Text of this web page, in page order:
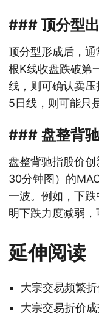
### 顶分型
顶分型形成后，
根K线收盘跌破第
线，则可确认卖
5日线，则可能只
### 盘整背
盘整背驰指股价
30分钟图）的
一波。例如，下
明下跌力度减弱，
延伸阅读
大宗交易频繁
大宗交易折价